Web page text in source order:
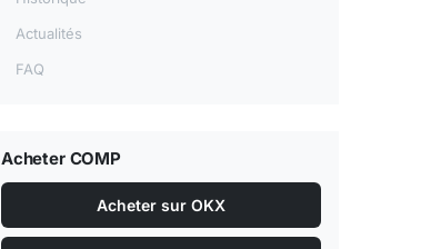
Actualités
FAQ
Acheter COMP
Acheter sur OKX